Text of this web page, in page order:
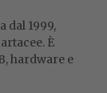
dal 1999,
È
hardware e